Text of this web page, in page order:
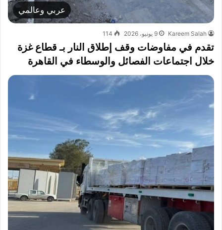
عربي وعالمي
Kareem Salah 9 يونيو، 2026 114
تقدم في مفاوضات وقف إطلاق النار بـ قطاع غزة
خلال اجتماعات الفصائل والوسطاء في القاهرة